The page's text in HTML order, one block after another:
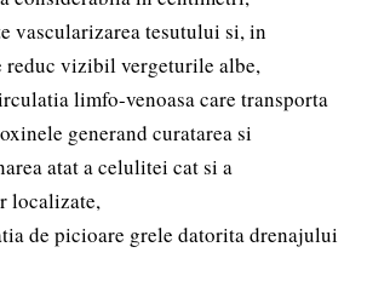
vascularizarea tesutului si, in
reduc vizibil vergeturile albe,
limfo-venoasa care transporta
generand curatarea si
atat a celulitei cat si a
localizate,
de picioare grele datorita drenajului